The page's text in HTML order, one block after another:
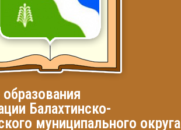
Балахтинско-
муниципального округа